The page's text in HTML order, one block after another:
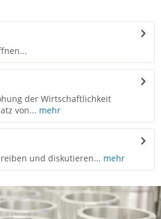
der Wirtschaftlichkeit
von... mehr
und diskutieren... mehr